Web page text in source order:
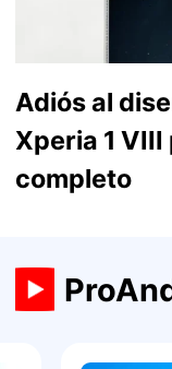
Adiós al
Xperia 1
completo